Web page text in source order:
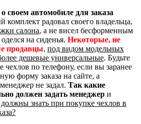
своем автомобиле для заказа
комплект радовал своего владельца,
салона, а не висел бесформенным
на сиденья. Некоторые, не
продавцы, под видом модельных
дешевые универсальные. Будьте
чехлов по телефону, если вы заранее
форму заказа на сайте, а
не задал. Так какие
должен задать менеджер и
знать при покупке чехлов в